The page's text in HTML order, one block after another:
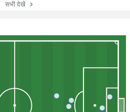
सभी देखें